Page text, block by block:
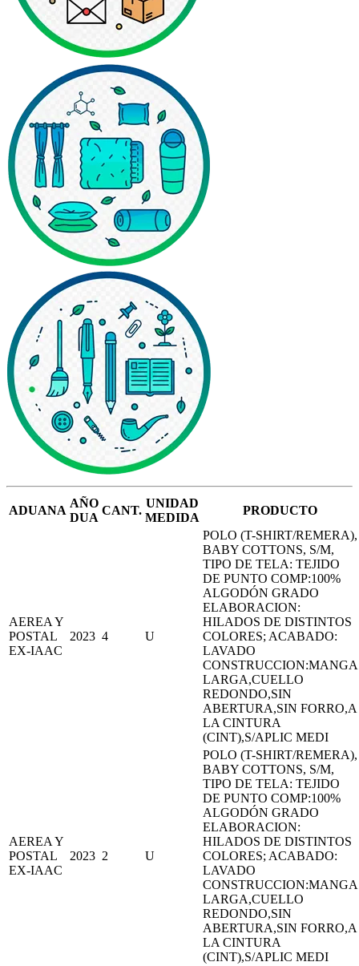
ADUANA
AÑO
DUA
CANT.
UNIDAD
MEDIDA
PRODUCTO
AEREA Y
POSTAL
EX-IAAC
2023 4 U
POLO (T-SHIRT/REMERA),
BABY COTTONS, S/M,
TIPO DE TELA: TEJIDO
DE PUNTO COMP:100%
ALGODÓN GRADO
ELABORACION:
HILADOS DE DISTINTOS
COLORES; ACABADO:
LAVADO
CONSTRUCCION:MANGA
LARGA,CUELLO
REDONDO,SIN
ABERTURA,SIN FORRO,A
LA CINTURA
(CINT),S/APLIC MEDI
AEREA Y
POSTAL
EX-IAAC
2023 2 U
POLO (T-SHIRT/REMERA),
BABY COTTONS, S/M,
TIPO DE TELA: TEJIDO
DE PUNTO COMP:100%
ALGODÓN GRADO
ELABORACION:
HILADOS DE DISTINTOS
COLORES; ACABADO:
LAVADO
CONSTRUCCION:MANGA
LARGA,CUELLO
REDONDO,SIN
ABERTURA,SIN FORRO,A
LA CINTURA
(CINT),S/APLIC MEDI